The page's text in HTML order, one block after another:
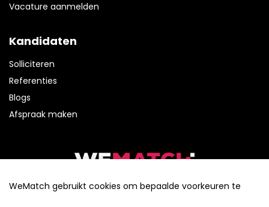
Vacature aanmelden
Kandidaten
Solliciteren
Referenties
Blogs
Afspraak maken
Tel:(0320) 41 68 92
info@wematch.nu
WeMatch gebruikt cookies om bepaalde voorkeuren te